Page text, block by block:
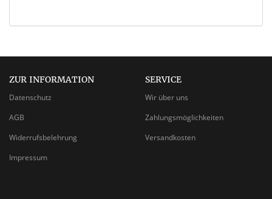
ZUR INFORMATION
Datenschutz
AGB
Widerrufsbelehrung
Impressum
SERVICE
Wir über uns
Zahlungsmöglichkeiten
Versandkosten